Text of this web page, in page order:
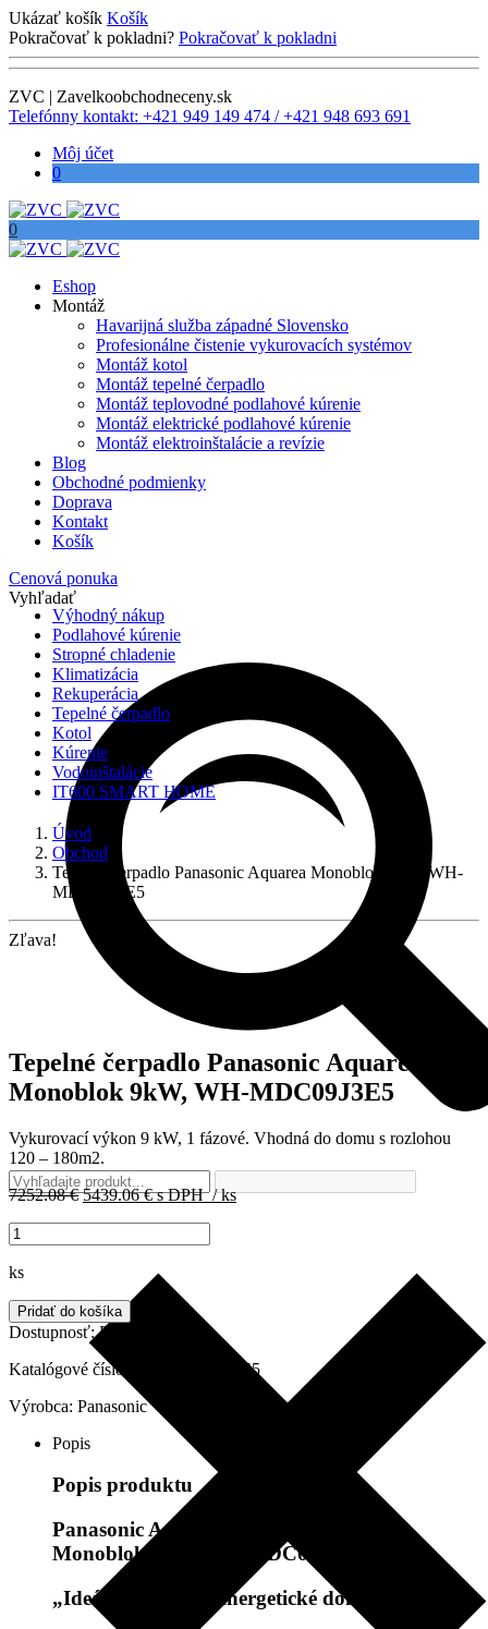
Ukázať košík Košík
Pokračovať k pokladni? Pokračovať k pokladni
ZVC | Zavelkoobchodneceny.sk
Telefónny kontakt: +421 949 149 474 / +421 948 693 691
Môj účet
0
0
Eshop
Montáž
Havarijná služba západné Slovensko
Profesionálne čistenie vykurovacích systémov
Montáž kotol
Montáž tepelné čerpadlo
Montáž teplovodné podlahové kúrenie
Montáž elektrické podlahové kúrenie
Montáž elektroinštalácie a revízie
Blog
Obchodné podmienky
Doprava
Kontakt
Košík
Cenová ponuka
Vyhľadať
Výhodný nákup
Podlahové kúrenie
Stropné chladenie
Klimatizácia
Rekuperácia
Tepelné čerpadlo
Kotol
Kúrenie
Vodoinštalácie
IT600 SMART HOME
Úvod
Obchod
Tepelné čerpadlo Panasonic Aquarea Monoblok 9kW, WH-
MDC09J3E5
Zľava!
Tepelné čerpadlo Panasonic Aquarea
Monoblok 9kW, WH-MDC09J3E5
Vykurovací výkon 9 kW, 1 fázové. Vhodná do domu s rozlohou
120 – 180m2.
7252.08€Pôvodná
5439.06€Aktuálna
s DPH/ ks
množstvo
Tepelné
čerpadlo
Aquarea
Monoblok
WH-
ks
Pridať do košíka
Dostupnosť:Do 2 dní
Katalógové číslo:
WH-MDC09J3E5
Výrobca: Panasonic
Popis
Popis produktu
Panasonic Aquarea High Performance
Monoblok 9kW, WH-MDC09J3E5
„Ideálne pre nízkoenergetické domy“